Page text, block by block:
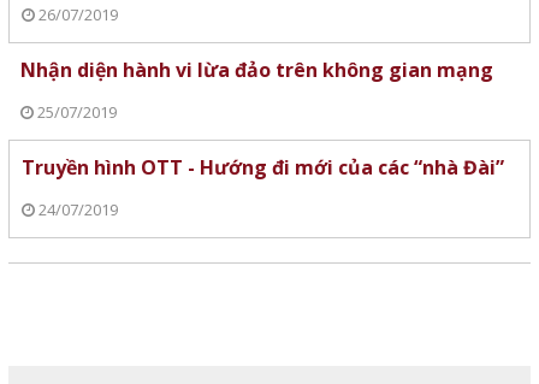
26/07/2019
Nhận diện hành vi lừa đảo trên không gian mạng
25/07/2019
Truyền hình OTT - Hướng đi mới của các “nhà Đài”
24/07/2019